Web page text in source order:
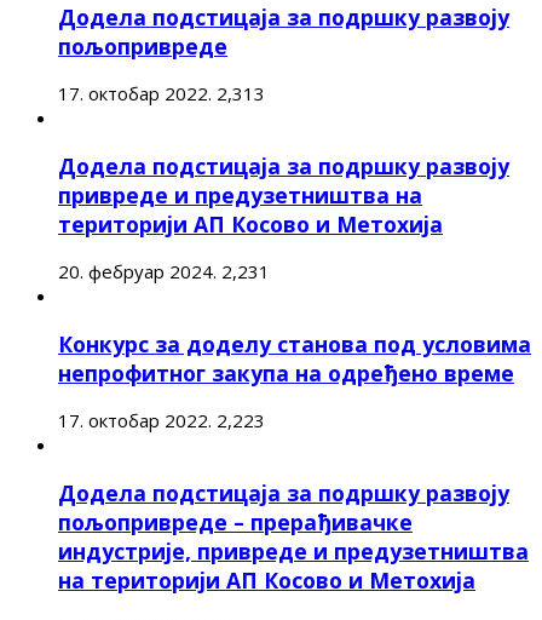
Додела подстицаја за подршку развоју
пољопривреде
17. октобар 2022. 2,313
Додела подстицаја за подршку развоју
привреде и предузетништва на
територији АП Косово и Метохија
20. фебруар 2024. 2,231
Конкурс за доделу станова под условима
непрофитног закупа на одређено време
17. октобар 2022. 2,223
Додела подстицаја за подршку развоју
пољопривреде – прерађивачке
индустрије, привреде и предузетништва
на територији АП Косово и Метохија